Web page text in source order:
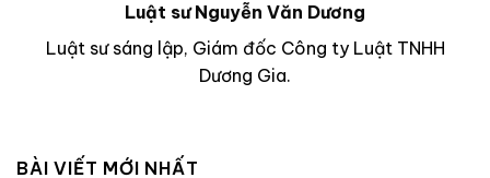
Luật sư Nguyễn Văn Dương
Luật sư sáng lập, Giám đốc Công ty Luật TNHH
Dương Gia.
BÀI VIẾT MỚI NHẤT